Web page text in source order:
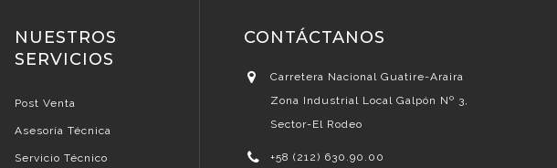
NUESTROS
SERVICIOS
Post Venta
Asesoría Técnica
Servicio Técnico
CONTÁCTANOS
Carretera Nacional Guatire-Araira
Zona Industrial Local Galpón Nº 3,
Sector-El Rodeo
+58 (212) 630.90.00